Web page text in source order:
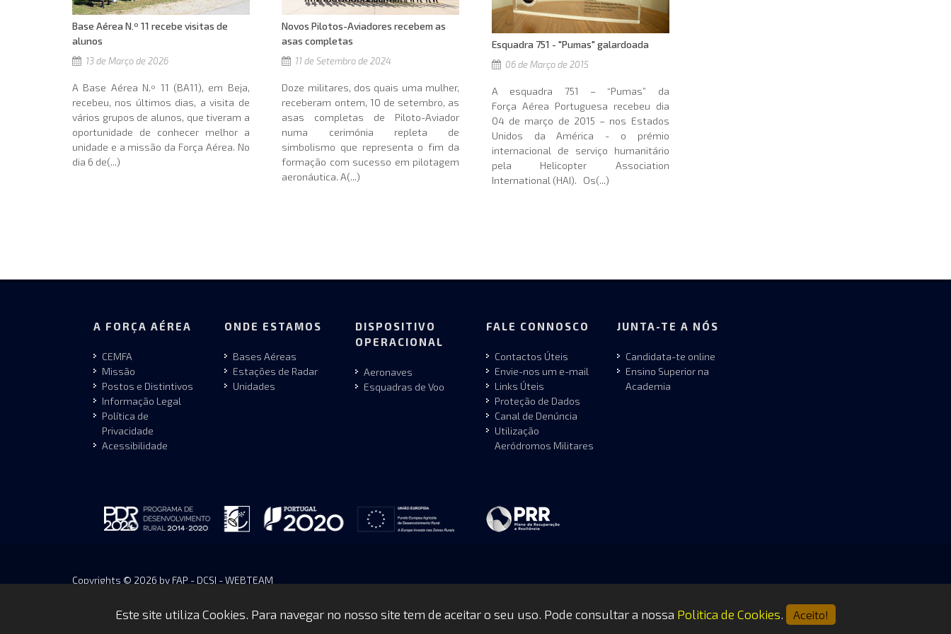
Base Aérea N.º 11 recebe visitas de
alunos
13 de Março de 2026
A Base Aérea N.º 11 (BA11), em Beja,
recebeu, nos últimos dias, a visita de
vários grupos de alunos, que tiveram a
oportunidade de conhecer melhor a
unidade e a missão da Força Aérea. No
dia 6 de(...)
Novos Pilotos-Aviadores recebem as
asas completas
11 de Setembro de 2024
Doze militares, dos quais uma mulher,
receberam ontem, 10 de setembro, as
asas completas de Piloto-Aviador
numa cerimónia repleta de
simbolismo que representa o fim da
formação com sucesso em pilotagem
aeronáutica. A(...)
Esquadra 751 - "Pumas" galardoada
06 de Março de 2015
A esquadra 751 – “Pumas” da
Força Aérea Portuguesa recebeu dia
04 de março de 2015 – nos Estados
Unidos da América - o prémio
internacional de serviço humanitário
pela Helicopter Association
International (HAI). Os(...)
A FORÇA AÉREA
CEMFA
Missão
Postos e Distintivos
Informação Legal
Política de
Privacidade
Acessibilidade
ONDE ESTAMOS
Bases Aéreas
Estações de Radar
Unidades
DISPOSITIVO
OPERACIONAL
Aeronaves
Esquadras de Voo
FALE CONNOSCO
Contactos Úteis
Envie-nos um e-mail
Links Úteis
Proteção de Dados
Canal de Denúncia
Utilização
Aeródromos Militares
JUNTA-TE A NÓS
Candidata-te online
Ensino Superior na
Academia
Copyrights © 2026 by FAP - DCSI - WEBTEAM
Este site utiliza Cookies. Para navegar no nosso site tem de aceitar o seu uso. Pode consultar a nossa Politica de Cookies. Aceito!